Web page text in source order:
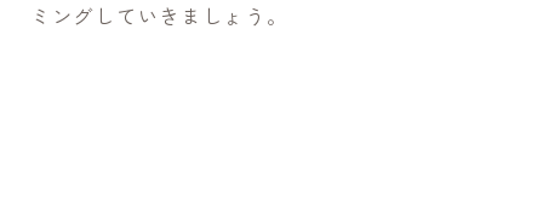
ミングしていきましょう。